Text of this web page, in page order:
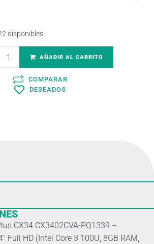
disponibles
AÑADIR AL CARRITO
COMPARAR
DESEADOS
CX34 CX3402CVA-PQ1339 –
Full HD (Intel Core 3 100U, 8GB RAM,